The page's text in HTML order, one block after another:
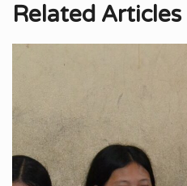
Related Articles